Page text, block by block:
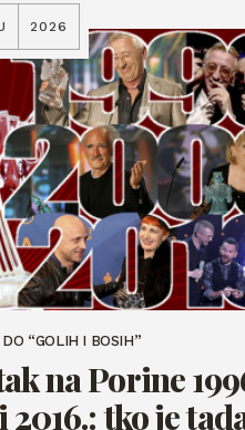
2026
“GOLIH I BOSIH”
na Porine
2016.: tko je